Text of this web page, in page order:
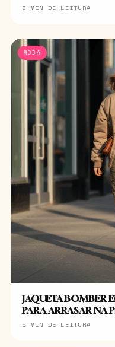
8 MIN DE LEITURA
MODA
JAQUETA BOMBER
PARA ARRASAR NA
6 MIN DE LEITURA